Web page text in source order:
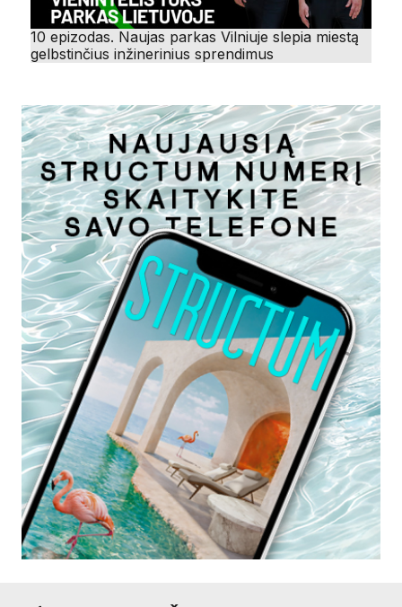
10 epizodas. Naujas parkas Vilniuje slepia miestą
gelbstinčius inžinerinius sprendimus